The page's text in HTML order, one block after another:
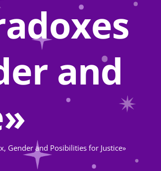
and
Gender and Posibilities for Justice»